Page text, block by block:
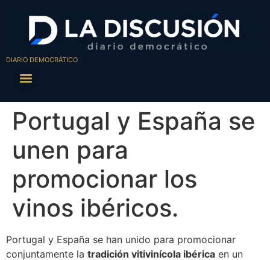
DIARIO DEMOCRÁTICO
Portugal y España se
unen para
promocionar los
vinos ibéricos.
Portugal y España se han unido para promocionar
conjuntamente la tradición vitivinícola ibérica en un